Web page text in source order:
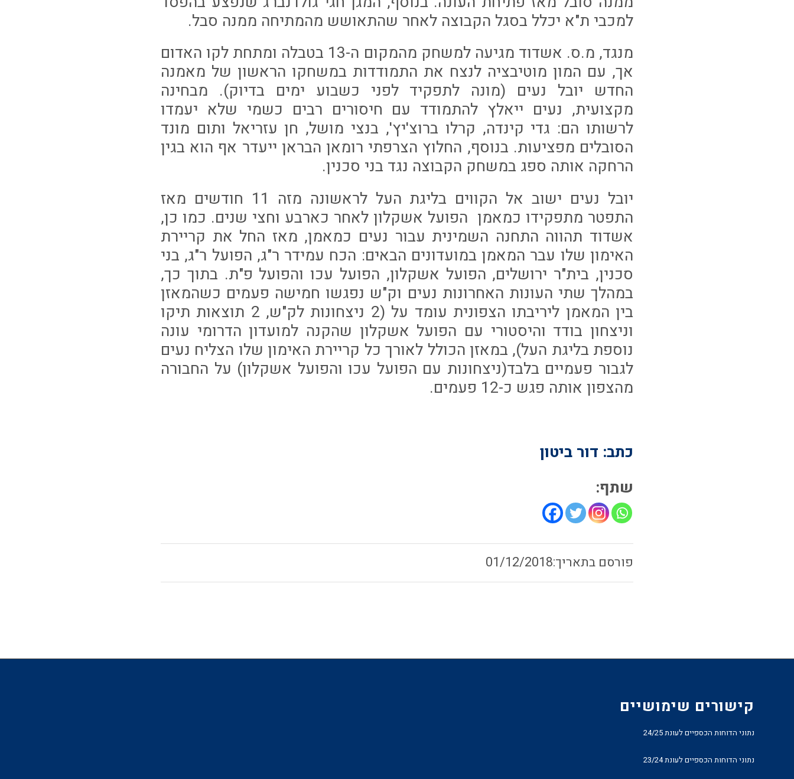
למכבי ת"א יכלל בסגל הקבוצה לאחר שהתאושש מהמתיחה ממנה סבל.
מנגד, מ.ס. אשדוד מגיעה למשחק מהמקום ה-13 בטבלה ומתחת לקו האדום
אך, עם המון מוטיבציה לנצח את התמודדות במשחקו הראשון של מאמנה
החדש יובל נעים (מונה לתפקיד לפני כשבוע ימים בדיוק). מבחינה
מקצועית, נעים ייאלץ להתמודד עם חיסורים רבים כשמי שלא יעמדו
לרשותו הם: גדי קינדה, קרלו ברוצ'יץ', בנצי מושל, חן עזריאל ותום מונד
הסובלים מפציעות. בנוסף, החלוץ הצרפתי רומאן הבראן ייעדר אף הוא בגין
הרחקה אותה ספג במשחק הקבוצה נגד בני סכנין.
יובל נעים ישוב אל הקווים בליגת העל לראשונה מזה 11 חודשים מאז
התפטר מתפקידו כמאמן הפועל אשקלון לאחר כארבע וחצי שנים. כמו כן,
אשדוד תהווה התחנה השמינית עבור נעים כמאמן, מאז החל את קריירת
האימון שלו עבר המאמן במועדונים הבאים: הכח עמידר ר"ג, הפועל ר"ג, בני
סכנין, בית"ר ירושלים, הפועל אשקלון, הפועל עכו והפועל פ"ת. בתוך כך,
במהלך שתי העונות האחרונות נעים וק"ש נפגשו חמישה פעמים כשהמאזן
בין המאמן ליריבתו הצפונית עומד על (2 ניצחונות לק"ש, 2 תוצאות תיקו
וניצחון בודד והיסטורי עם הפועל אשקלון שהקנה למועדון הדרומי עונה
נוספת בליגת העל), במאזן הכולל לאורך כל קריירת האימון שלו הצליח נעים
לגבור פעמיים בלבד(ניצחונות עם הפועל עכו והפועל אשקלון) על החבורה
מהצפון אותה פגש כ-12 פעמים.
כתב: דור ביטון
שתף:
01/12/2018
קישורים שימושיים
נתוני הדוחות הכספיים לעונת 24/25
נתוני הדוחות הכספיים לעונת 23/24